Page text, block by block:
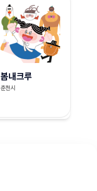
봄내크루
춘천시